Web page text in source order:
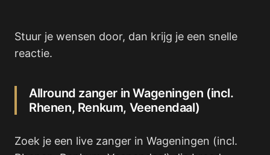
Stuur je wensen door, dan krijg je een snelle
reactie.
Allround zanger in Wageningen (incl.
Rhenen, Renkum, Veenendaal)
Zoek je een live zanger in Wageningen (incl.